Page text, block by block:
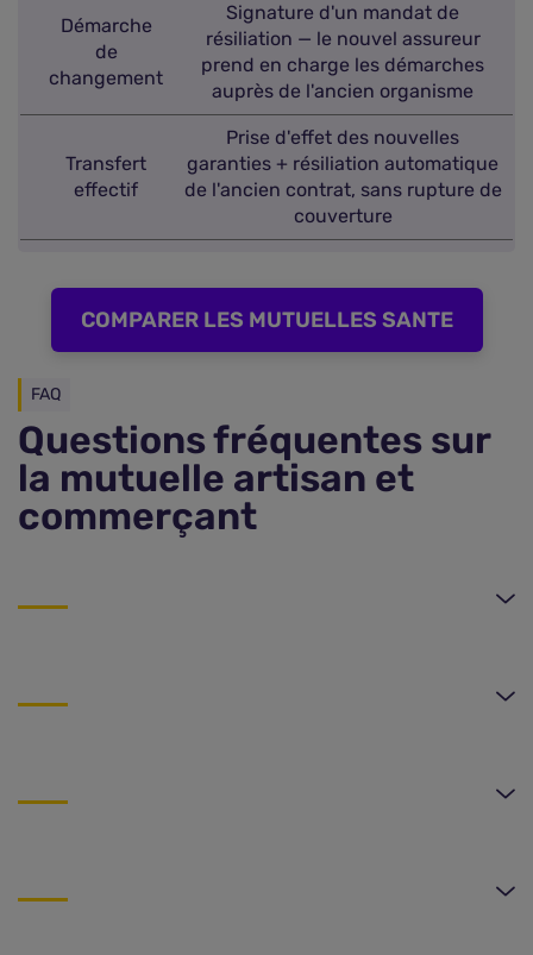
Démarche
de
changement
Signature d'un mandat de
résiliation — le nouvel assureur
prend en charge les démarches
auprès de l'ancien organisme
Transfert
effectif
Prise d'effet des nouvelles
garanties + résiliation automatique
de l'ancien contrat, sans rupture de
couverture
COMPARER LES MUTUELLES SANTE
FAQ
Questions fréquentes sur
la mutuelle artisan et
commerçant